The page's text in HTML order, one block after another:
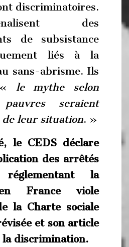
discriminatoires.
des
de subsistance
liés à la
sans-abrisme. Ils
«
le mythe selon
seraient
de leur situation. »
le CEDS déclare
des arrêtés
réglementant la
France viole
la Charte sociale
et son article
discrimination.